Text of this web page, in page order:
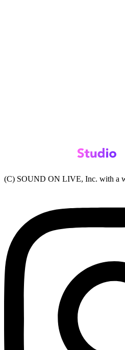
(C) SOUND ON LIVE, Inc. with a